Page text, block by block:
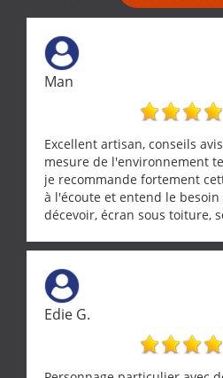
Man
Excellent artisan, conseils
mesure de l'environnement
je recommande fortement
à l'écoute et entend le
décevoir, écran sous toiture,
récupérateur d'eau, tout a
œuvre sans besoin d'y
Edie G.